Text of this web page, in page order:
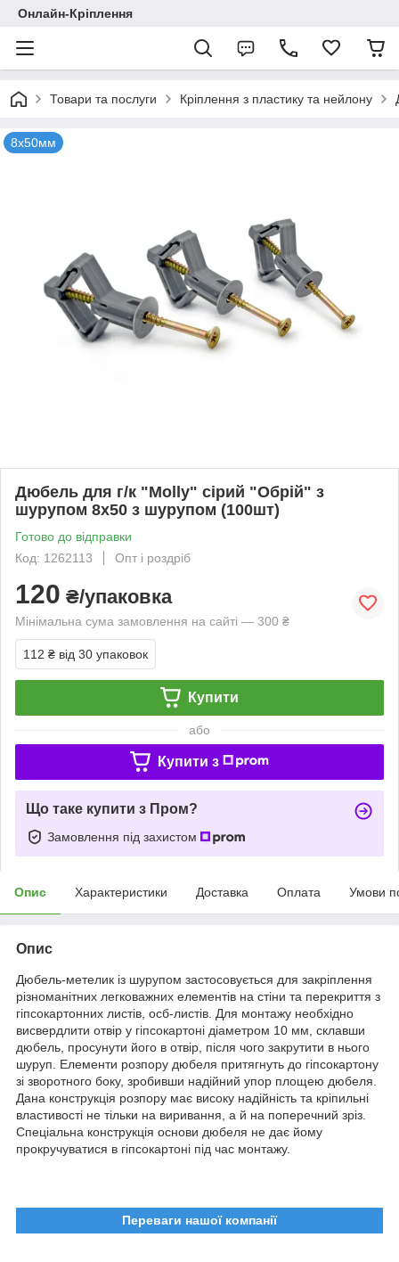
Онлайн-Кріплення
Товари та послуги Кріплення з пластику та нейлону
8х50мм
Дюбель для г/к "Molly" сірий "Обрій" з
шурупом 8х50 з шурупом (100шт)
Готово до відправки
Код: 1262113
Опт і роздріб
120 ₴/упаковка
Мінімальна сума замовлення на сайті — 300 ₴
112 ₴ від 30 упаковок
Купити
або
Купити з
Що таке купити з Пром?
Замовлення під захистом
Опис Характеристики Доставка Оплата Умови
Опис
Дюбель-метелик із шурупом застосовується для закріплення
різноманітних легковажних елементів на стіни та перекриття з
гіпсокартонних листів, осб-листів. Для монтажу необхідно
висвердлити отвір у гіпсокартоні діаметром 10 мм, склавши
дюбель, просунути його в отвір, після чого закрутити в нього
шуруп. Елементи розпору дюбеля притягнуть до гіпсокартону
зі зворотного боку, зробивши надійний упор площею дюбеля.
Дана конструкція розпору має високу надійність та кріпильні
властивості не тільки на виривання, а й на поперечний зріз.
Спеціальна конструкція основи дюбеля не дає йому
прокручуватися в гіпсокартоні під час монтажу.
Переваги нашої компанії